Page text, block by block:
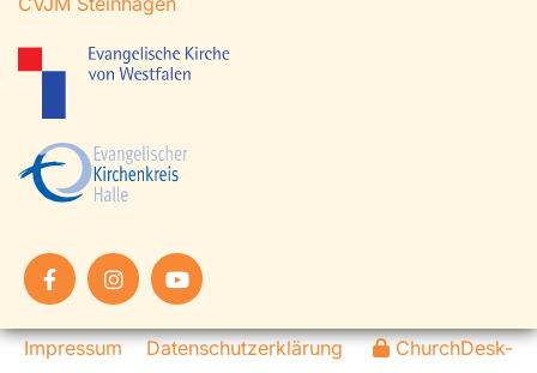
Impressum Datenschutzerklärung ChurchDesk-